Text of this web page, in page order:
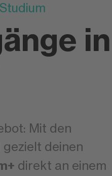
in
Mit den
deinen
direkt an einem